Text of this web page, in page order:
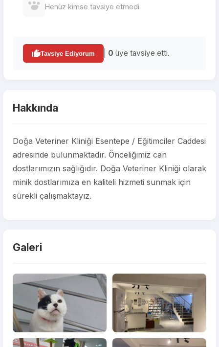
Henüz kimse tavsiye etmedi.
Tavsiye Ediyorum 0 üye tavsiye etti.
Hakkında
Doğa Veteriner Kliniği Esentepe / Eğitimciler Caddesi
adresinde bulunmaktadır. Önceliğimiz can
dostlarımızın sağlığıdır. Doğa Veteriner Kliniği olarak
minik dostlarımıza en kaliteli hizmeti sunmak için
sürekli çalışmaktayız.
Galeri